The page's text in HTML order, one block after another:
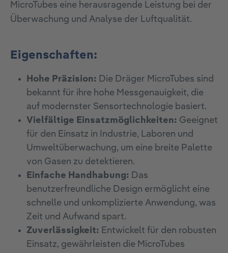
MicroTubes eine herausragende Leistung bei der
Überwachung und Analyse der Luftqualität.
Eigenschaften:
Hohe Präzision: Die Dräger MicroTubes sind
bekannt für ihre hohe Messgenauigkeit, die
auf modernster Sensortechnologie basiert.
Vielfältige Einsatzmöglichkeiten: Geeignet
für den Einsatz in Industrie, Laboren und
Umweltüberwachung, um eine breite Palette
von Gasen zu detektieren.
Einfache Handhabung: Das
benutzerfreundliche Design ermöglicht eine
schnelle und unkomplizierte Anwendung, was
Zeit und Aufwand spart.
Zuverlässigkeit: Entwickelt für den robusten
Einsatz, gewährleisten die MicroTubes